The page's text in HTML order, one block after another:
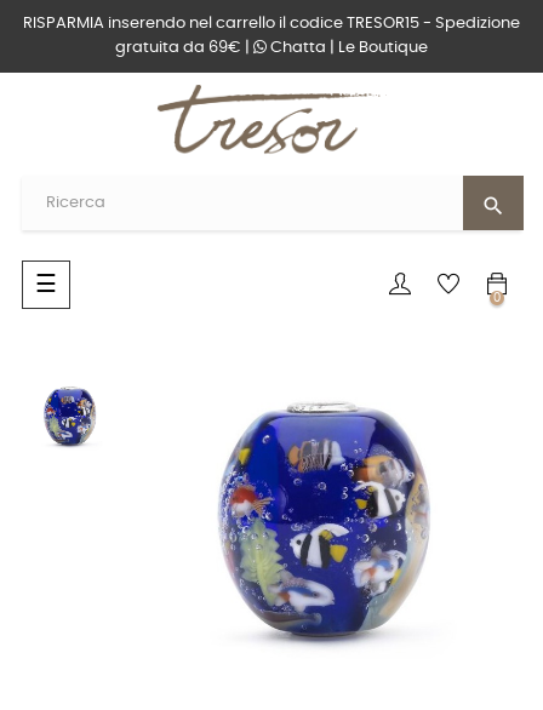
RISPARMIA inserendo nel carrello il codice TRESOR15 - Spedizione
gratuita da 69€ |
Chatta Le Boutique
search
navigazione
Toggle
☰
0